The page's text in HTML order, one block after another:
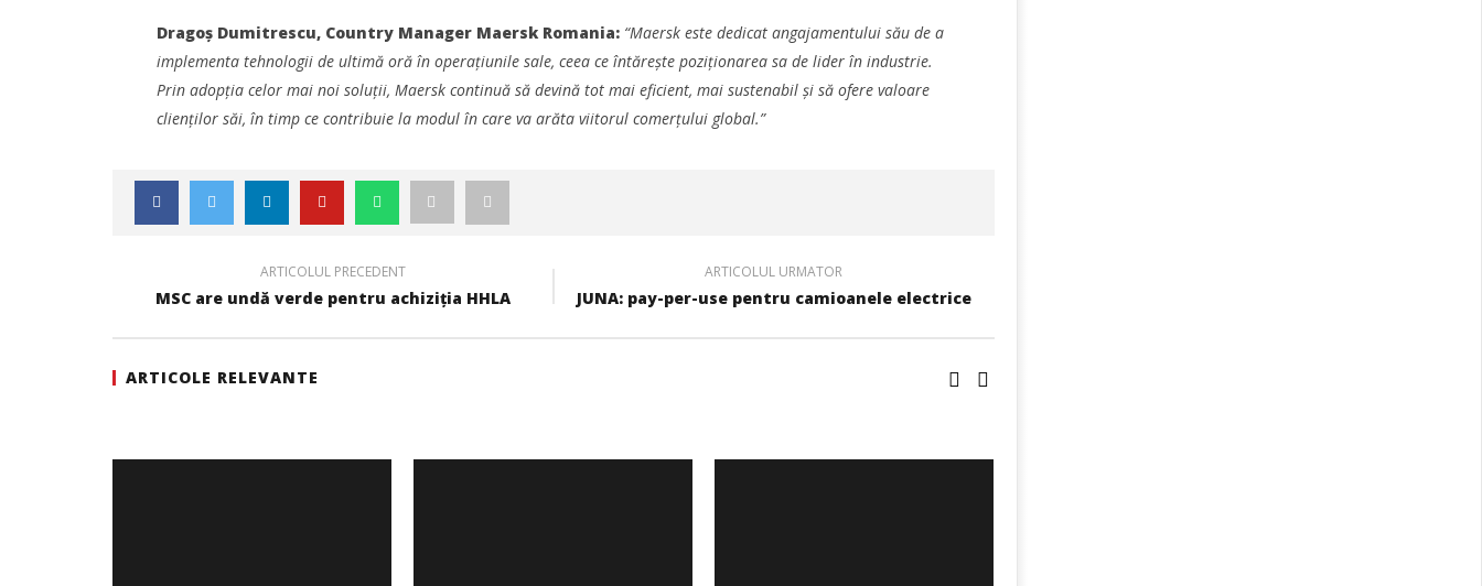
Dragoș Dumitrescu, Country Manager Maersk Romania: “Maersk este dedicat angajamentului său de a
implementa tehnologii de ultimă oră în operațiunile sale, ceea ce întărește poziționarea sa de lider în industrie.
Prin adopția celor mai noi soluții, Maersk continuă să devină tot mai eficient, mai sustenabil și să ofere valoare
clienților săi, în timp ce contribuie la modul în care va arăta viitorul comerțului global.”
ARTICOLUL PRECEDENT
MSC are undă verde pentru achiziția HHLA
ARTICOLUL URMATOR
JUNA: pay-per-use pentru camioanele electrice
ARTICOLE RELEVANTE